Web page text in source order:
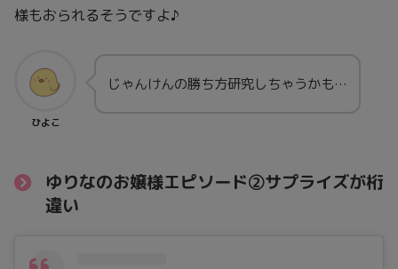
様もおられるそうですよ♪
ひよこ
じゃんけんの勝ち方研究しちゃうかも…
ゆりなのお嬢様エピソード②サプライズが桁
違い